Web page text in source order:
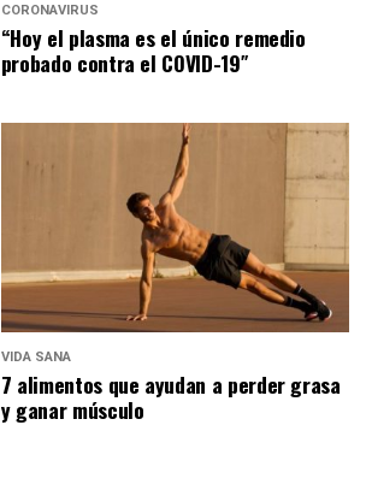
CORONAVIRUS
“Hoy el plasma es el único remedio
probado contra el COVID-19″
VIDA SANA
7 alimentos que ayudan a perder grasa
y ganar músculo